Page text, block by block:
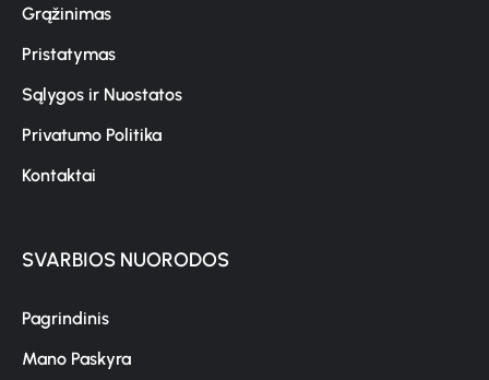
Grąžinimas
Pristatymas
Sąlygos ir Nuostatos
Privatumo Politika
Kontaktai
SVARBIOS NUORODOS
Pagrindinis
Mano Paskyra